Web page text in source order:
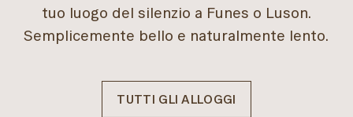
tuo luogo del silenzio a Funes o Luson.
Semplicemente bello e naturalmente lento.
TUTTI GLI ALLOGGI